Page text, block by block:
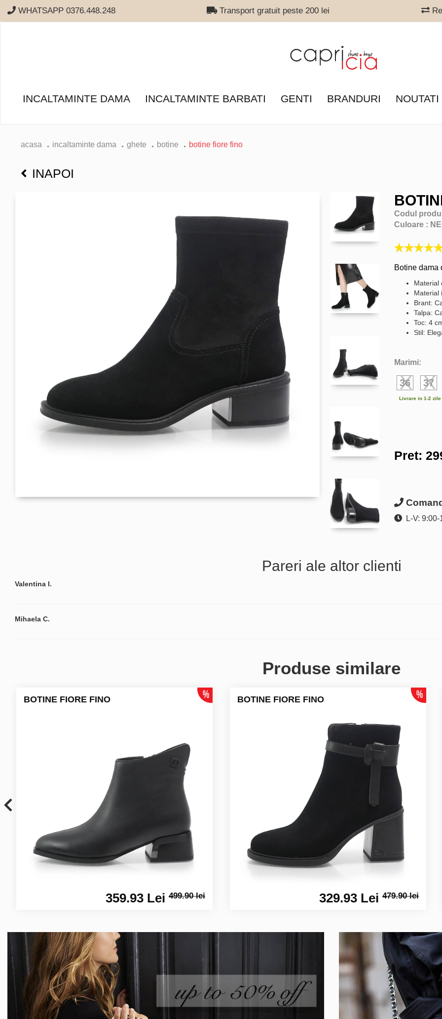
WHATSAPP 0376.448.248 Transport gratuit peste 200 lei
INCALTAMINTE DAMA INCALTAMINTE BARBATI GENTI BRANDURI NOUTATI
acasa incaltaminte dama ghete botine botine fiore fino
INAPOI
Codul
Culoare :
Botine
Material
Material
Brant:
Talpa:
Toc: 4
Stil:
Marimi:
36 37
Livrare in 1-2
Pret:
L-V: 9:00-
Pareri ale altor clienti
Valentina I.
Mihaela C.
Produse similare
BOTINE FIORE FINO
359.93 Lei499.90 lei
BOTINE FIORE FINO
329.93 Lei479.90 lei